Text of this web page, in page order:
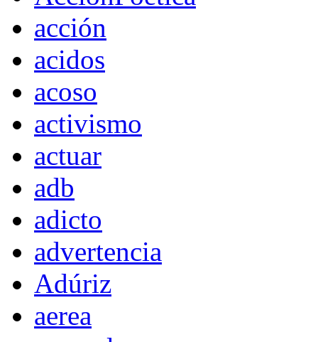
acción
acidos
acoso
activismo
actuar
adb
adicto
advertencia
Adúriz
aerea